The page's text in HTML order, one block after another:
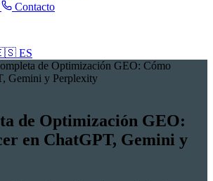
Contacto
ES
de Optimización GEO: Cómo
Gemini y Perplexity
de Optimización GEO:
en ChatGPT, Gemini y